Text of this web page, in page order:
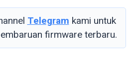
Telegram kami untuk
firmware terbaru.